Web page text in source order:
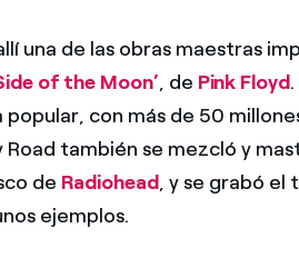
una de las obras maestras
of the Moon’, de Pink Floyd
popular, con más de 50
Road también se mezcló y
de Radiohead, y se grabó el
ejemplos.